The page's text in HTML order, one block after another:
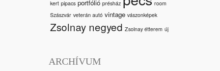
kert pipacs portfólió présház
room
Szászvár veterán autó vintage vászonképek
Zsolnay negyed Zsolnay étterem új
ARCHÍVUM